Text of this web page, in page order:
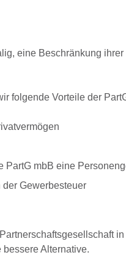
eine Beschränkung
folgende Vorteile der
PartG mbB eine
Gewerbesteuer
Alternative.